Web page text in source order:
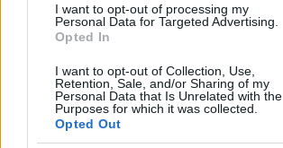
I want to opt-out of processing my
Personal Data for Targeted Advertising.
Opted In
I want to opt-out of Collection, Use,
Retention, Sale, and/or Sharing of my
Personal Data that Is Unrelated with the
Purposes for which it was collected.
Opted Out